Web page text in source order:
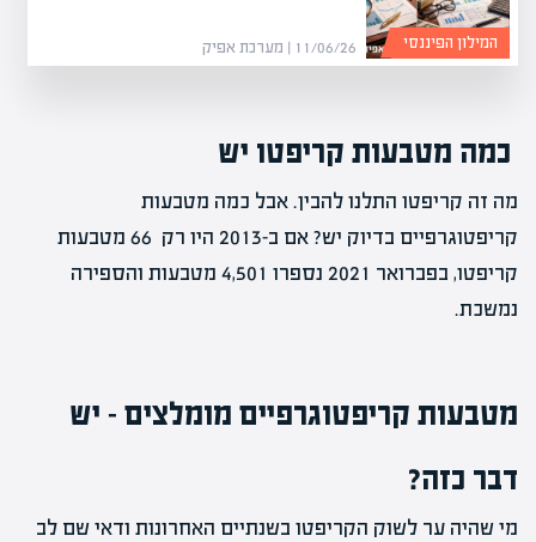
11/06/26 | מערכת אפיק המילון הפיננסי
כמה מטבעות קריפטו יש
מה זה קריפטו התלנו להבין. אבל כמה מטבעות
קריפטוגרפיים בדיוק יש? אם ב-2013 היו רק 66 מטבעות
קריפטו, בפברואר 2021 נספרו 4,501 מטבעות והספירה
נמשכת.
מטבעות קריפטוגרפיים מומלצים – יש
דבר כזה?
מי שהיה ער לשוק הקריפטו בשנתיים האחרונות ודאי שם לב